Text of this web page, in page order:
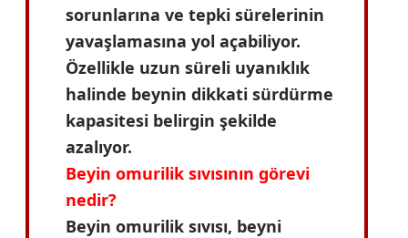
sorunlarına ve tepki sürelerinin
yavaşlamasına yol açabiliyor.
Özellikle uzun süreli uyanıklık
halinde beynin dikkati sürdürme
kapasitesi belirgin şekilde
azalıyor.
Beyin omurilik sıvısının görevi
nedir?
Beyin omurilik sıvısı, beyni